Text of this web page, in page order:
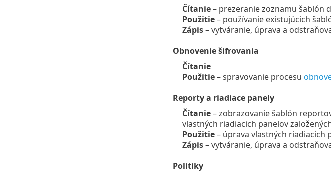
Čítanie– prezeranie zoznamu šablón
Použitie– používanie existujúcich
Zápis– vytváranie, úprava a
Obnovenie šifrovania
Čítanie
Použitie– spravovanie procesu
Reporty a riadiace panely
Čítanie– zobrazovanie šablón
vlastných riadiacich panelov
Použitie– úprava vlastných riadiacich
Zápis– vytváranie, úprava a
Politiky